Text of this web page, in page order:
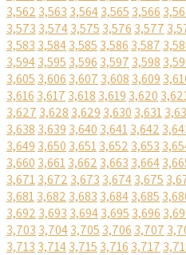
3,562 3,563 3,5643,565 3,566
3,573 3,5743,575 3,576 3,577
3,583 3,5843,585 3,586 3,587
3,5943,595 3,596 3,597 3,598
3,605 3,606 3,607 3,608 3,609
3,616 3,617 3,618 3,619 3,620
3,627 3,628 3,629 3,630 3,631
3,638 3,639 3,640 3,6413,642
3,649 3,650 3,6513,652 3,653
3,660 3,6613,662 3,663 3,664
3,6713,672 3,673 3,6743,675
3,6813,682 3,683 3,6843,685
3,692 3,693 3,6943,695 3,696
3,703 3,7043,705 3,706 3,707
3,713 3,7143,715 3,716 3,717